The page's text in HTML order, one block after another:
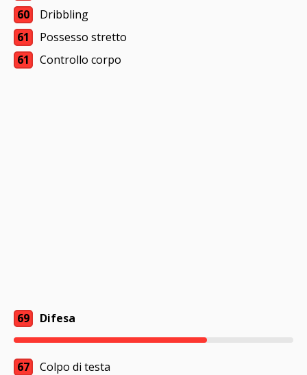
60
Dribbling
61
Possesso stretto
61
Controllo corpo
69 Difesa
67
Colpo di testa